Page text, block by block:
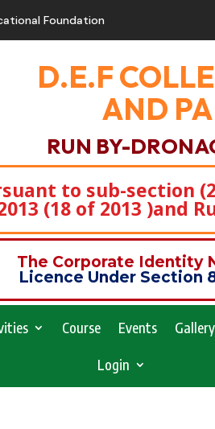
Foundation
D.E.F
AND
RUN BY-
to sub-
(18 of 2013 )and
The Corporate Identity
Licence Under Section
Course Events Gallery
Login